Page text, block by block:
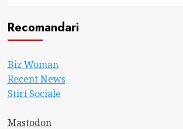
Recomandari
Biz Woman
Recent News
Stiri Sociale
Mastodon